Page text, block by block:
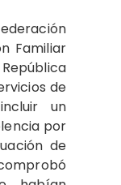
Familiar
de
un
por
de